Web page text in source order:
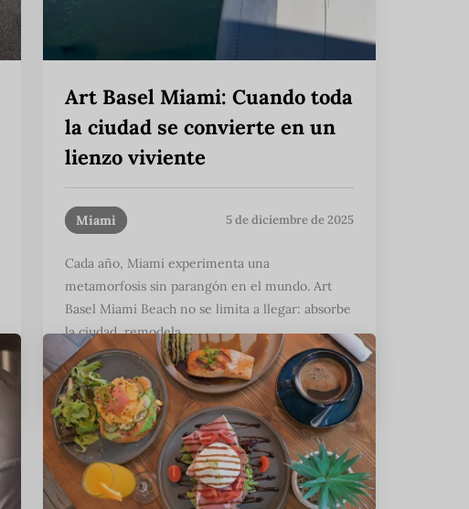
Art Basel Miami: Cuando toda
la ciudad se convierte en un
lienzo viviente
Miami 5 de diciembre de 2025
Cada año, Miami experimenta una
metamorfosis sin parangón en el mundo. Art
Basel Miami Beach no se limita a llegar: absorbe
la ciudad, remodela...
Seguir leyendo